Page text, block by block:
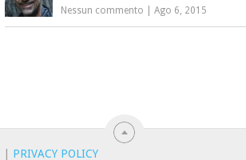
Nessun commento |Ago 6, 2015
| PRIVACY POLICY